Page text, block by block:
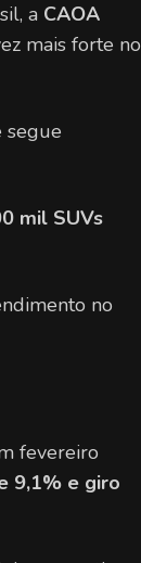
a CAOA
mais forte no
segue
mil SUVs
no
fevereiro
9,1% e giro